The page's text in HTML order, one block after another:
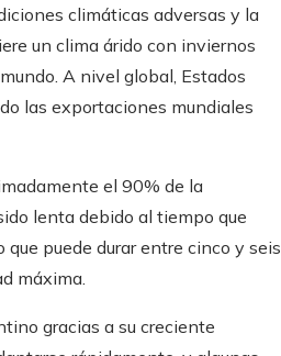
climáticas adversas y la
un clima árido con inviernos
A nivel global, Estados
las exportaciones mundiales
el 90% de la
lenta debido al tiempo que
puede durar entre cinco y seis
máxima.
gracias a su creciente